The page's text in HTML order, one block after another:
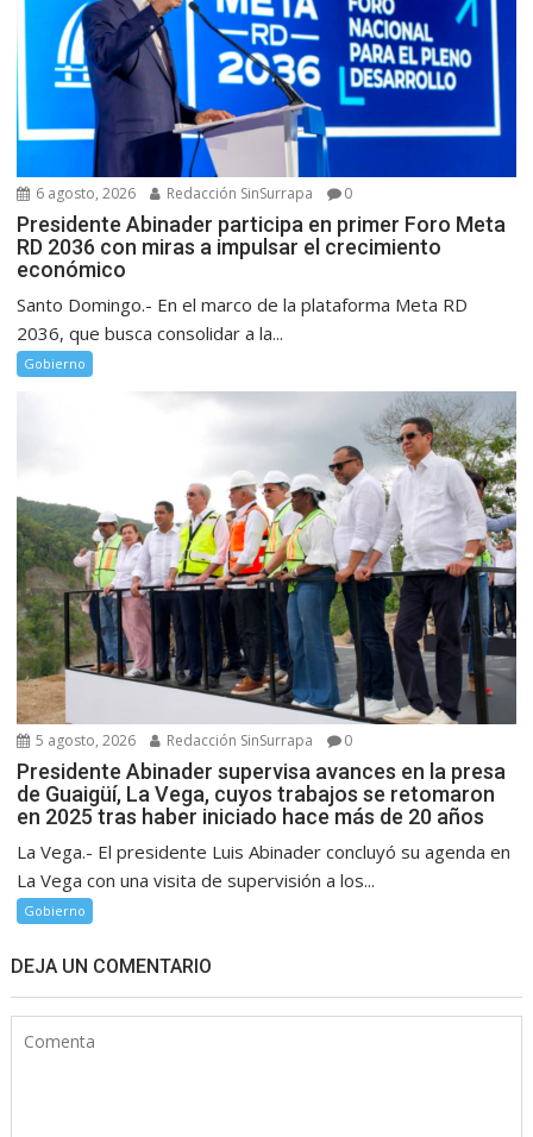
6 agosto, 2026 Redacción SinSurrapa 0
Presidente Abinader participa en primer Foro Meta
RD 2036 con miras a impulsar el crecimiento
económico
Santo Domingo.- En el marco de la plataforma Meta RD
2036, que busca consolidar a la...
Gobierno
5 agosto, 2026 Redacción SinSurrapa 0
Presidente Abinader supervisa avances en la presa
de Guaigüí, La Vega, cuyos trabajos se retomaron
en 2025 tras haber iniciado hace más de 20 años
La Vega.- El presidente Luis Abinader concluyó su agenda en
La Vega con una visita de supervisión a los...
Gobierno
DEJA UN COMENTARIO